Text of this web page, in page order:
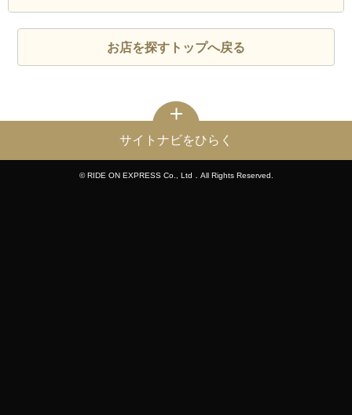
お店を探すトップへ戻る
サイトナビをひらく
© RIDE ON EXPRESS Co., Ltd．All Rights Reserved.